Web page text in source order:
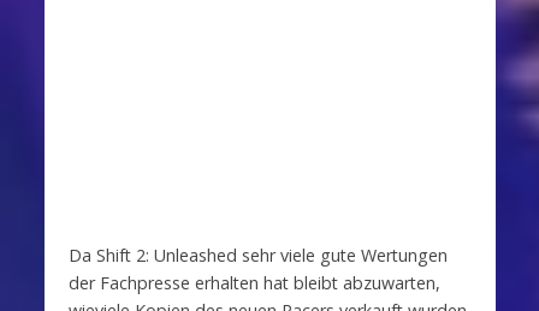
Da Shift 2: Unleashed sehr viele gute Wertungen
der Fachpresse erhalten hat bleibt abzuwarten,